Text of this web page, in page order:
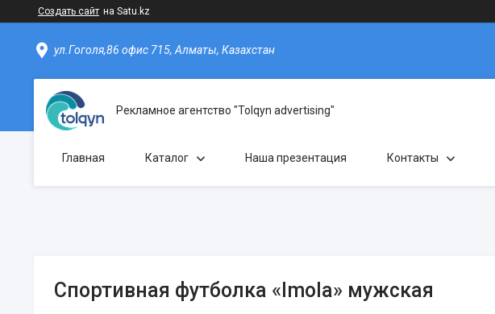
Создать сайт на Satu.kz
ул.Гоголя,86 офис 715, Алматы, Казахстан
Рекламное агентство "Tolqyn advertising"
Главная Каталог Наша презентация Контакты
Спортивная футболка «Imola» мужская